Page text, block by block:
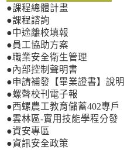
●課程總體計畫
●課程諮詢
●中途離校填報
●員工協助方案
●職業安全衛生管理
●內部控制聲明書
●申請補發【畢業證書】說明
●螺聲校刊電子報
●西螺農工教育儲蓄402專戶
●雲林區-實用技能學程分發
●資安專區
●資訊安全政策